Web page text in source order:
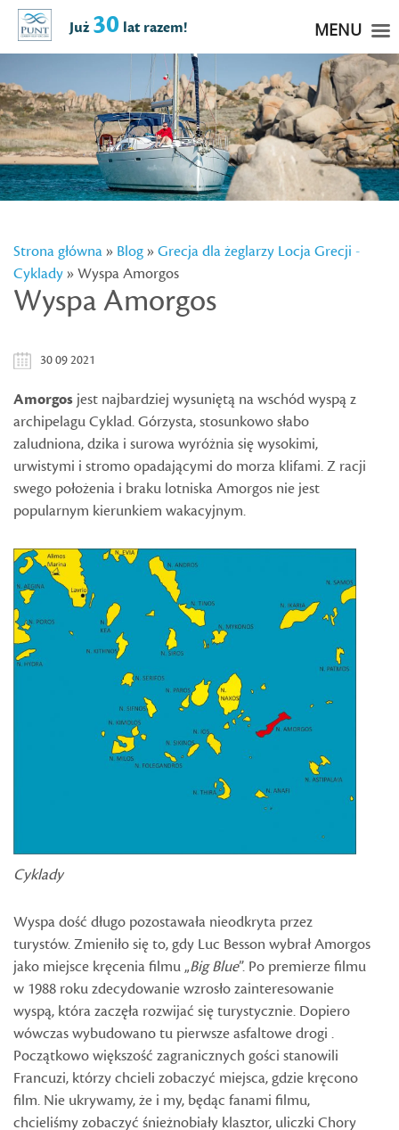
Strona główna» Blog»Grecja dla żeglarzy Locja Grecji -
Cyklady» Wyspa Amorgos
Wyspa Amorgos
30 09 2021
Amorgos jest najbardziej wysuniętą na wschód wyspą z
archipelagu Cyklad. Górzysta, stosunkowo słabo
zaludniona, dzika i surowa wyróżnia się wysokimi,
urwistymi i stromo opadającymi do morza klifami. Z racji
swego położenia i braku lotniska Amorgos nie jest
popularnym kierunkiem wakacyjnym.
Cyklady
Wyspa dość długo pozostawała nieodkryta przez
turystów. Zmieniło się to, gdy Luc Besson wybrał Amorgos
jako miejsce kręcenia filmu „Big Blue”. Po premierze filmu
w 1988 roku zdecydowanie wzrosło zainteresowanie
wyspą, która zaczęła rozwijać się turystycznie. Dopiero
wówczas wybudowano tu pierwsze asfaltowe drogi .
Początkowo większość zagranicznych gości stanowili
Francuzi, którzy chcieli zobaczyć miejsca, gdzie kręcono
film. Nie ukrywamy, że i my, będąc fanami filmu,
chcieliśmy zobaczyć śnieżnobiały klasztor, uliczki Chory
Już30 lat razem! MENU